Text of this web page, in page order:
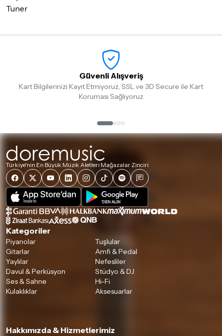
iade/değişim şartlarını kontrol ettiğinizden emin olun.
Tuner
Güvenli Alışveriş
Kart Bilgilerinizi Kayıt Etmiyoruz, SSL ve 3D Secure ile Kart
Koruması Sağlıyoruz
Türkiye'nin En Büyük Müzik Aletleri Mağazalar Zinciri
Kategoriler
Piyanolar
Tuşlular
Gitarlar
Amfi & Pedal
Yaylılar
Nefesliler
Davul & Perküsyon
Stüdyo & DJ
Ses & Sahne
Hi-Fi
Kulaklıklar
Aksesuarlar
Hakkımızda & Hizmetlerimiz